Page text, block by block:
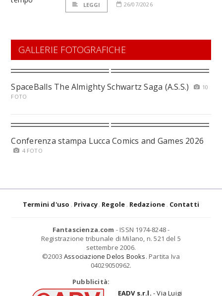
LEGGI 26/07/2026
GALLERIE FOTOGRAFICHE
SpaceBalls The Almighty Schwartz Saga (A.S.S.)
10
FOTO
Conferenza stampa Lucca Comics and Games 2026
4 FOTO
Termini d'uso Privacy Regole Redazione Contatti
Fantascienza.com - ISSN 1974-8248 -
Registrazione tribunale di Milano, n. 521 del 5
settembre 2006.
©2003 Associazione Delos Books. Partita Iva
04029050962.
Pubblicità:
EADV s.r.l. - Via Luigi